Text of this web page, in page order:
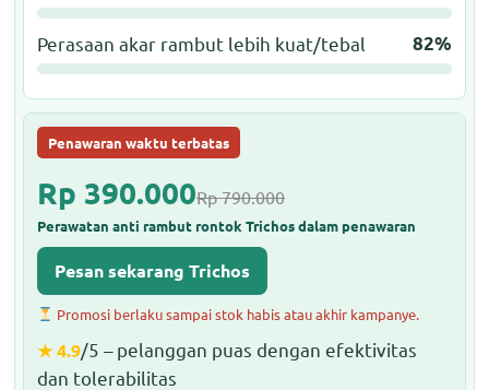
Perasaan akar rambut lebih kuat/tebal 82%
Penawaran waktu terbatas
Rp 390.000Rp 790.000
Perawatan anti rambut rontok Trichos dalam penawaran
Pesan sekarang Trichos
Promosi berlaku sampai stok habis atau akhir kampanye.
★ 4.9/5 – pelanggan puas dengan efektivitas
dan tolerabilitas